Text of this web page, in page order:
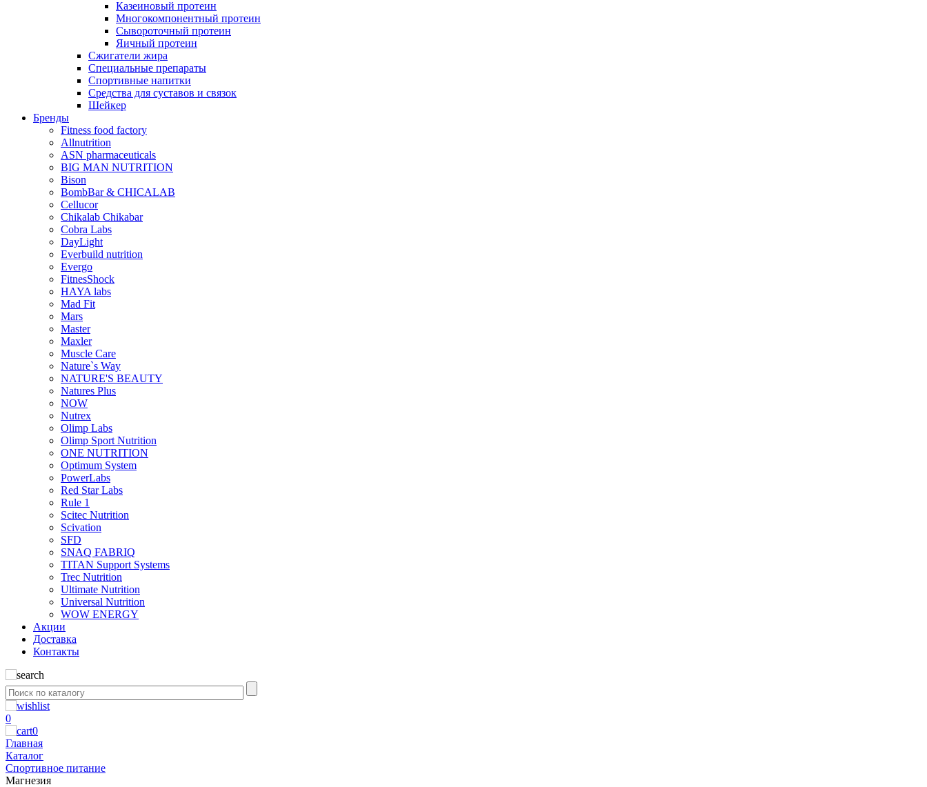
Казеиновый протеин
Многокомпонентный протеин
Сывороточный протеин
Яичный протеин
Сжигатели жира
Специальные препараты
Спортивные напитки
Средства для суставов и связок
Шейкер
Бренды
Fitness food factory
Allnutrition
ASN pharmaceuticals
BIG MAN NUTRITION
Bison
BombBar & CHICALAB
Cellucor
Chikalab Chikabar
Cobra Labs
DayLight
Everbuild nutrition
Evergo
FitnesShock
HAYA labs
Mad Fit
Mars
Master
Maxler
Muscle Care
Nature`s Way
NATURE'S BEAUTY
Natures Plus
NOW
Nutrex
Olimp Labs
Olimp Sport Nutrition
ONE NUTRITION
Optimum System
PowerLabs
Red Star Labs
Rule 1
Scitec Nutrition
Scivation
SFD
SNAQ FABRIQ
TITAN Support Systems
Trec Nutrition
Ultimate Nutrition
Universal Nutrition
WOW ENERGY
Акции
Доставка
Контакты
0
0
Главная
Каталог
Спортивное питание
Магнезия